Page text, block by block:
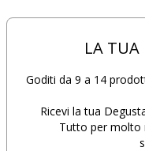
LA TUA
Goditi da 9 a 14
Ricevi la tua
Tutto per molto